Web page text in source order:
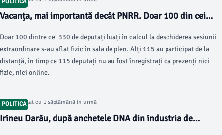
POLITICA
Vacanța, mai importantă decât PNRR. Doar 100 din cei
Doar 100 dintre cei 330 de deputați luați în calcul la deschiderea sesiunii
extraordinare s-au aflat fizic în sala de plen. Alți 115 au participat de la
distanță, în timp ce 115 deputați nu au fost înregistrați ca prezenți nici
fizic, nici online.
POLITICA
Articol postat cu 1 săptămână în urmă
Irineu Darău, după anchetele DNA din industria de